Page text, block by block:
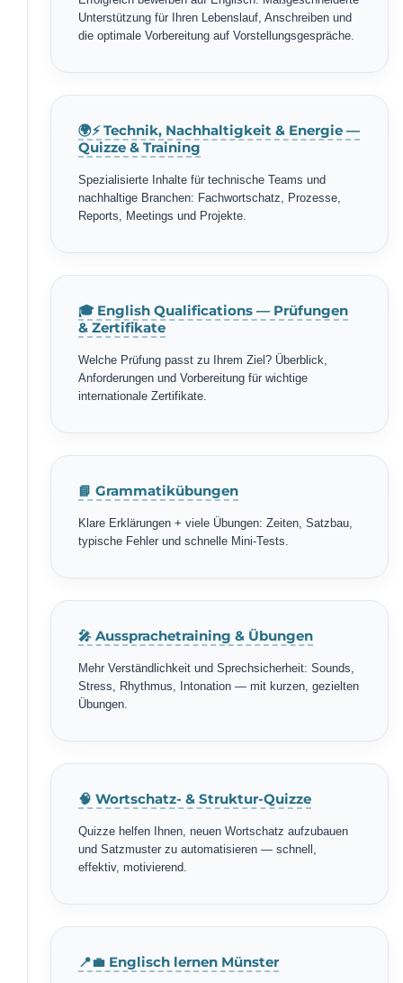
Unterstützung für Ihren Lebenslauf, Anschreiben und
die optimale Vorbereitung auf Vorstellungsgespräche.
🌍⚡ Technik, Nachhaltigkeit & Energie —
Quizze & Training
Spezialisierte Inhalte für technische Teams und
nachhaltige Branchen: Fachwortschatz, Prozesse,
Reports, Meetings und Projekte.
🎓 English Qualifications — Prüfungen
& Zertifikate
Welche Prüfung passt zu Ihrem Ziel? Überblick,
Anforderungen und Vorbereitung für wichtige
internationale Zertifikate.
📘 Grammatikübungen
Klare Erklärungen + viele Übungen: Zeiten, Satzbau,
typische Fehler und schnelle Mini-Tests.
🎤 Aussprachetraining & Übungen
Mehr Verständlichkeit und Sprechsicherheit: Sounds,
Stress, Rhythmus, Intonation — mit kurzen, gezielten
Übungen.
🧠 Wortschatz- & Struktur-Quizze
Quizze helfen Ihnen, neuen Wortschatz aufzubauen
und Satzmuster zu automatisieren — schnell,
effektiv, motivierend.
📍💼 Englisch lernen Münster